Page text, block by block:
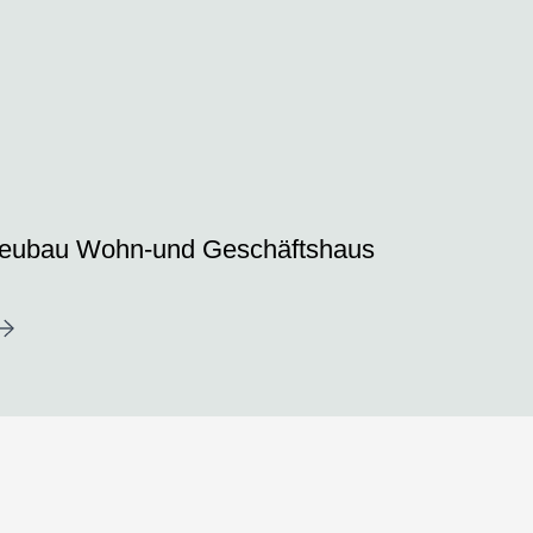
Wohn-und Geschäftshaus